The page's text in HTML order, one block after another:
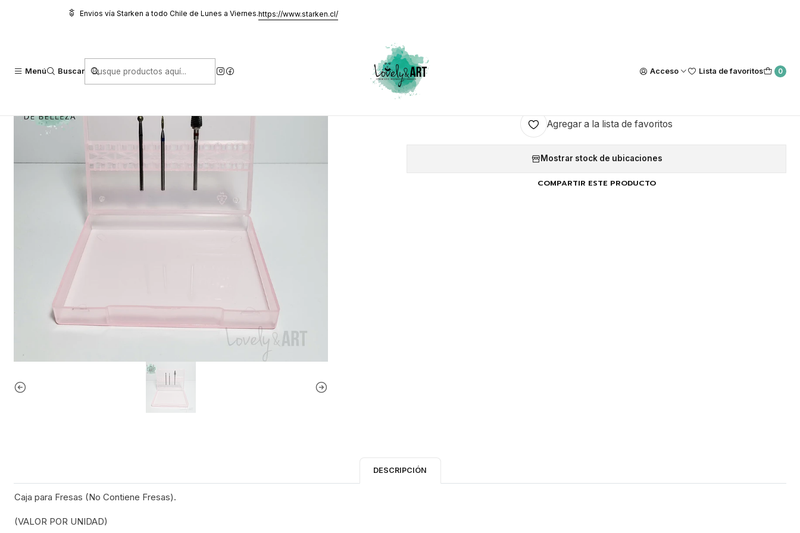
Menú Buscar Acceso Lista de favoritos 0
Envios vía Starken a todo Chile de Lunes a Viernes.https://www.starken.cl/
Oferta y Otros Accesorios variados CAJA DE FRESAS (Color al Azar)
CAJA DE FRESAS (Color al Azar)
Cantidad
Agregar a la lista de favoritos
Mostrar stock de ubicaciones
COMPARTIR ESTE PRODUCTO
DESCRIPCIÓN
Caja para Fresas (No Contiene Fresas).
(VALOR POR UNIDAD)